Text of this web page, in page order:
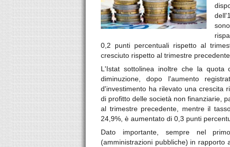
0,2 punti percentuali rispetto al
cresciuto rispetto al trimestre
L'Istat sottolinea inoltre che la
diminuzione, dopo l'aumento
d'investimento ha rilevato una crescita
di profitto delle società non finanziarie,
al trimestre precedente, mentre il
24,9%, è aumentato di 0,3 punti
Dato importante, sempre nel
(amministrazioni pubbliche) in rapporto